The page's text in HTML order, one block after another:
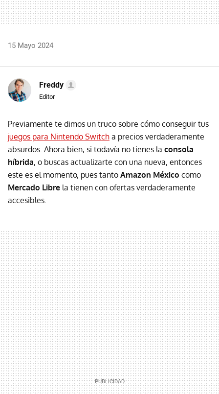
15 Mayo 2024
Freddy
Editor
Previamente te dimos un truco sobre cómo conseguir tus
juegos para Nintendo Switch a precios verdaderamente
absurdos. Ahora bien, si todavía no tienes la consola
híbrida, o buscas actualizarte con una nueva, entonces
este es el momento, pues tanto Amazon México como
Mercado Libre la tienen con ofertas verdaderamente
accesibles.